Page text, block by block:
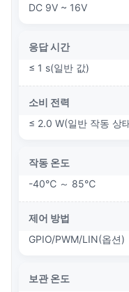
DC 9V ~ 16V
응답 시간
≤ 1 s(일반 값)
소비 전력
≤ 2.0 W(일반 작동 상
작동 온도
-40℃ ～ 85℃
제어 방법
GPIO/PWM/LIN(옵션)
보관 온도